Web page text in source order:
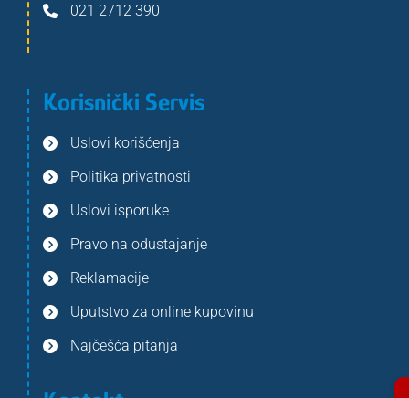
021 2712 390
Korisnički Servis
Uslovi korišćenja
Politika privatnosti
Uslovi isporuke
Pravo na odustajanje
Reklamacije
Uputstvo za online kupovinu
Najčešća pitanja